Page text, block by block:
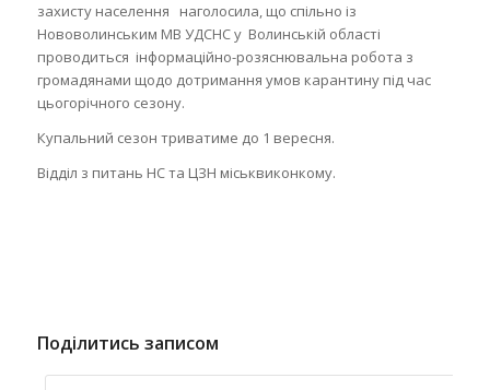
захисту населення наголосила, що спільно із
Нововолинським МВ УДСНС у Волинській області
проводиться інформаційно-розяснювальна робота з
громадянами щодо дотримання умов карантину під час
цьогорічного сезону.
Купальний сезон триватиме до 1 вересня.
Відділ з питань НС та ЦЗН міськвиконкому.
Поділитись записом